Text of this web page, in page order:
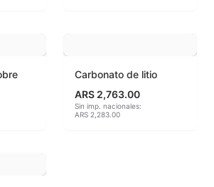
EZ STROKES
FRENCH DIMENSIONS
Carbonato de litio
ARS 2,763.00
Sin imp. nacionales:
ARS 2,283.00